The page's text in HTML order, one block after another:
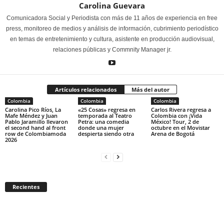
Carolina Guevara
Comunicadora Social y Periodista con más de 11 años de experiencia en free
press, monitoreo de medios y análisis de información, cubrimiento periodístico
en temas de entretenimiento y cultura, asistente en producción audiovisual,
relaciones públicas y Commnity Manager jr.
Artículos relacionados Más del autor
Colombia
Carolina Pico Ríos, La
Mafe Méndez y Juan
Pablo Jaramillo llevaron
el second hand al front
row de Colombiamoda
2026
Colombia
«25 Cosas» regresa en
temporada al Teatro
Petra: una comedia
donde una mujer
despierta siendo otra
Colombia
Carlos Rivera regresa a
Colombia con ¡Vida
México! Tour, 2 de
octubre en el Movistar
Arena de Bogotá
Recientes